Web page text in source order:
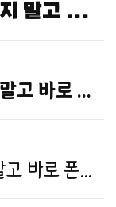
당신이 찾던 그 폰트, 헤매지 말고 바로 폰코!
당신이 찾던 그 폰트, 헤매지 말고 바로 폰코!
당신이 찾던 그 폰트, 헤매지 말고 바로 폰코!